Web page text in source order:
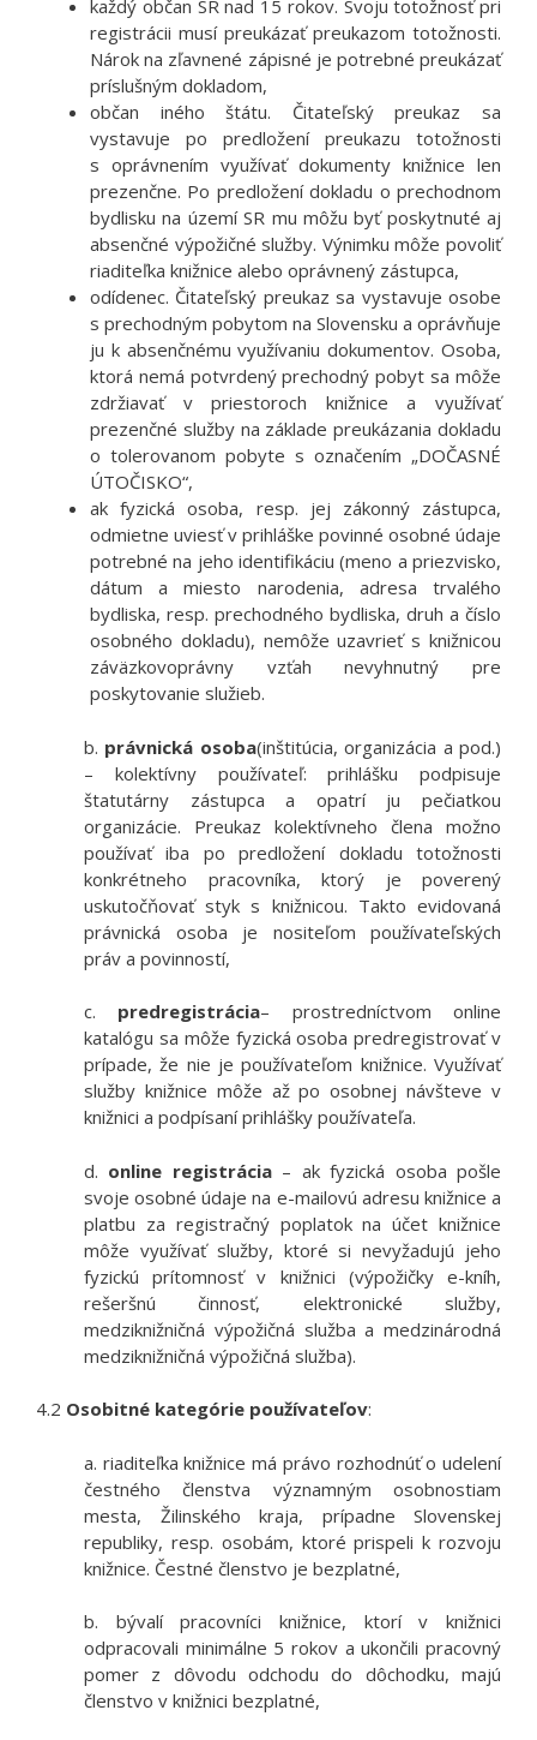
každý občan SR nad 15 rokov. Svoju totožnosť pri
registrácii musí preukázať preukazom totožnosti.
Nárok na zľavnené zápisné je potrebné preukázať
príslušným dokladom,
občan iného štátu. Čitateľský preukaz sa
vystavuje po predložení preukazu totožnosti
s oprávnením využívať dokumenty knižnice len
prezenčne. Po predložení dokladu o prechodnom
bydlisku na území SR mu môžu byť poskytnuté aj
absenčné výpožičné služby. Výnimku môže povoliť
riaditeľka knižnice alebo oprávnený zástupca,
odídenec. Čitateľský preukaz sa vystavuje osobe
s prechodným pobytom na Slovensku a oprávňuje
ju k absenčnému využívaniu dokumentov. Osoba,
ktorá nemá potvrdený prechodný pobyt sa môže
zdržiavať v priestoroch knižnice a využívať
prezenčné služby na základe preukázania dokladu
o tolerovanom pobyte s označením „DOČASNÉ
ÚTOČISKO“,
ak fyzická osoba, resp. jej zákonný zástupca,
odmietne uviesť v prihláške povinné osobné údaje
potrebné na jeho identifikáciu (meno a priezvisko,
dátum a miesto narodenia, adresa trvalého
bydliska, resp. prechodného bydliska, druh a číslo
osobného dokladu), nemôže uzavrieť s knižnicou
záväzkovoprávny vzťah nevyhnutný pre
poskytovanie služieb.
b. právnická osoba(inštitúcia, organizácia a pod.)
– kolektívny používateľ: prihlášku podpisuje
štatutárny zástupca a opatrí ju pečiatkou
organizácie. Preukaz kolektívneho člena možno
používať iba po predložení dokladu totožnosti
konkrétneho pracovníka, ktorý je poverený
uskutočňovať styk s knižnicou. Takto evidovaná
právnická osoba je nositeľom používateľských
práv a povinností,
c. predregistrácia– prostredníctvom online
katalógu sa môže fyzická osoba predregistrovať v
prípade, že nie je používateľom knižnice. Využívať
služby knižnice môže až po osobnej návšteve v
knižnici a podpísaní prihlášky používateľa.
d. online registrácia– ak fyzická osoba pošle
svoje osobné údaje na e-mailovú adresu knižnice a
platbu za registračný poplatok na účet knižnice
môže využívať služby, ktoré si nevyžadujú jeho
fyzickú prítomnosť v knižnici (výpožičky e-kníh,
rešeršnú činnosť, elektronické služby,
medziknižničná výpožičná služba a medzinárodná
medziknižničná výpožičná služba).
4.2 Osobitné kategórie používateľov:
a. riaditeľka knižnice má právo rozhodnúť o udelení
čestného členstva významným osobnostiam
mesta, Žilinského kraja, prípadne Slovenskej
republiky, resp. osobám, ktoré prispeli k rozvoju
knižnice. Čestné členstvo je bezplatné,
b. bývalí pracovníci knižnice, ktorí v knižnici
odpracovali minimálne 5 rokov a ukončili pracovný
pomer z dôvodu odchodu do dôchodku, majú
členstvo v knižnici bezplatné,